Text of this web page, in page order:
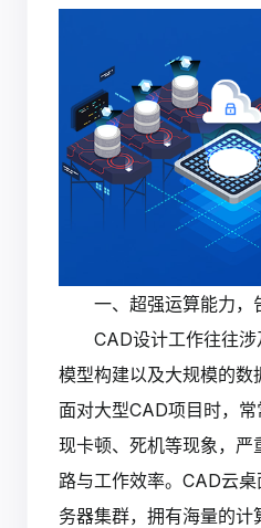
一、超强运算能力，
CAD设计工作往往涉
模型构建以及大规模的数
面对大型CAD项目时，
现卡顿、死机等现象，严
路与工作效率。CAD云
务器集群，拥有海量的计